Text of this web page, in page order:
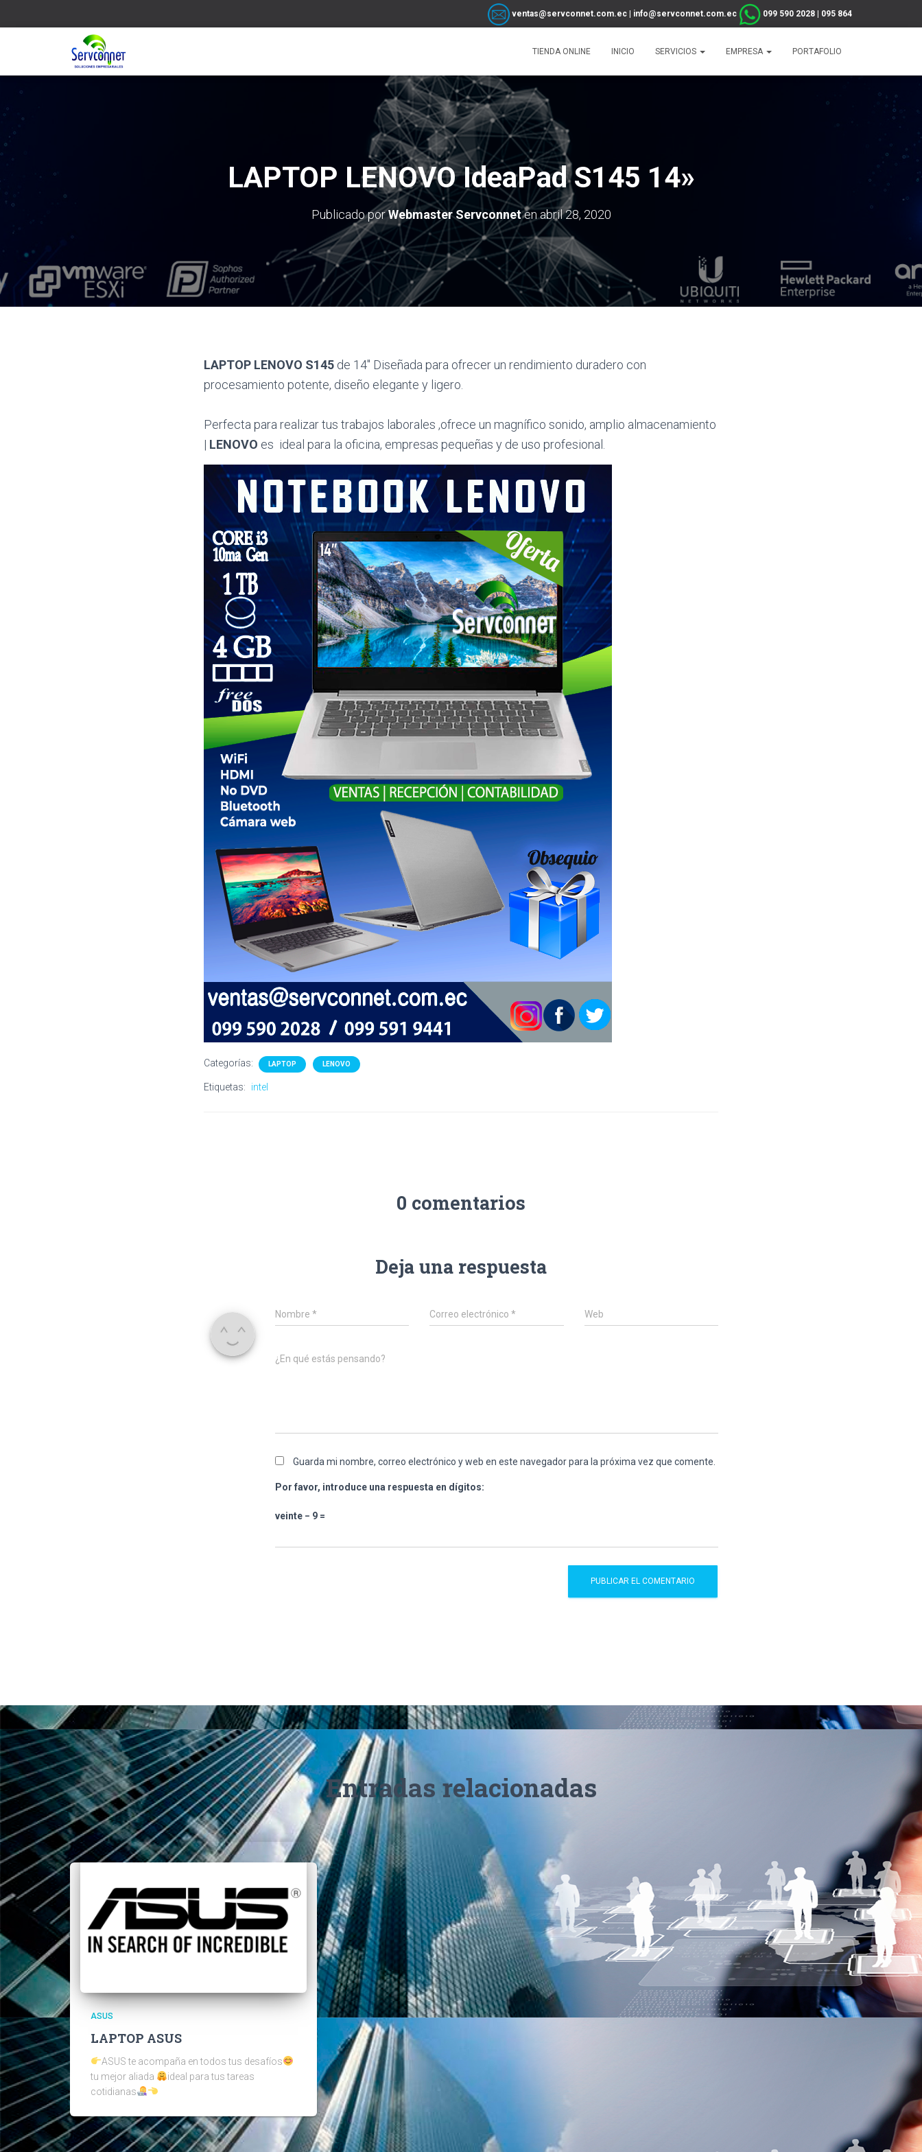
ventas@servconnet.com.ec info@servconnet.com.ec 099 590 2028 095 864
TIENDA ONLINE
INICIO SERVICIOS EMPRESA PORTAFOLIO
LAPTOP LENOVO IdeaPad S145 14»
Publicado porWebmaster Servconnetenabril 28, 2020
LAPTOP LENOVO S145 de 14″ Diseñada para ofrecer un rendimiento duradero con
procesamiento potente, diseño elegante y ligero.
Perfecta para realizar tus trabajos laborales ,ofrece un magnífico sonido, amplio almacenamiento
| LENOVO es ideal para la oficina, empresas pequeñas y de uso profesional.
Categorías: LAPTOP LENOVO
Etiquetas: intel
0 comentarios
Deja una respuesta
Nombre * Correo electrónico* Web
¿En qué estás pensando?
Guarda mi nombre, correo electrónico y web en este navegador para la próxima vez que comente.
Por favor, introduce una respuesta en dígitos:
veinte − 9 =
Entradas relacionadas
ASUS
LAPTOP ASUS
ASUS te acompaña en todos tus desafíos
tu mejor aliada
ideal para tus tareas
cotidianas